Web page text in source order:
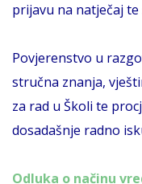
prijavu na natječaj
Povjerenstvo u
stručna znanja,
za rad u Školi te
dosadašnje radno
Odluka o načinu